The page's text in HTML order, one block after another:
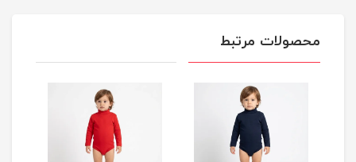
محصولات مرتبط